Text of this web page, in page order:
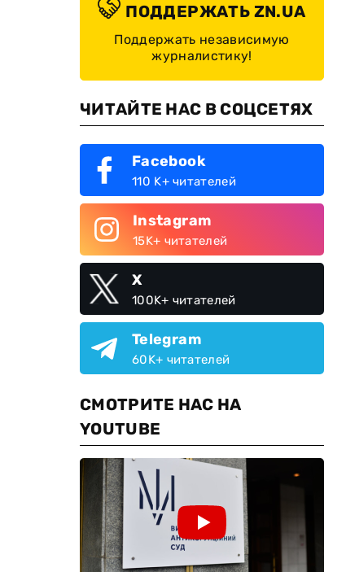
ПОДДЕРЖАТЬ ZN.UA
Поддержать независимую
журналистику!
ЧИТАЙТЕ НАС В СОЦСЕТЯХ
Facebook
110 K+ читателей
Instagram
15K+ читателей
X
100K+ читателей
Telegram
60K+ читателей
СМОТРИТЕ НАС НА
YOUTUBE